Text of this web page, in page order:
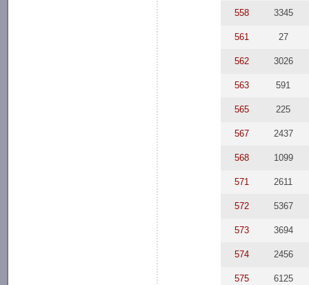
558 3345
561 27
562 3026
563 591
565 225
567 2437
568 1099
571 2611
572 5367
573 3694
574 2456
575 6125